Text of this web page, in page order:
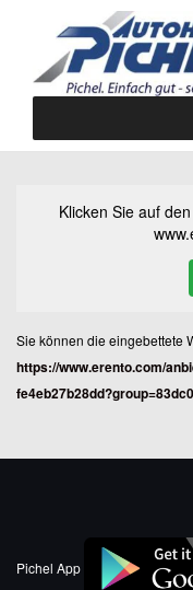
springen
Klicken Sie auf
Sie können die eingebettete
https://www.erento.com/
Pichel App